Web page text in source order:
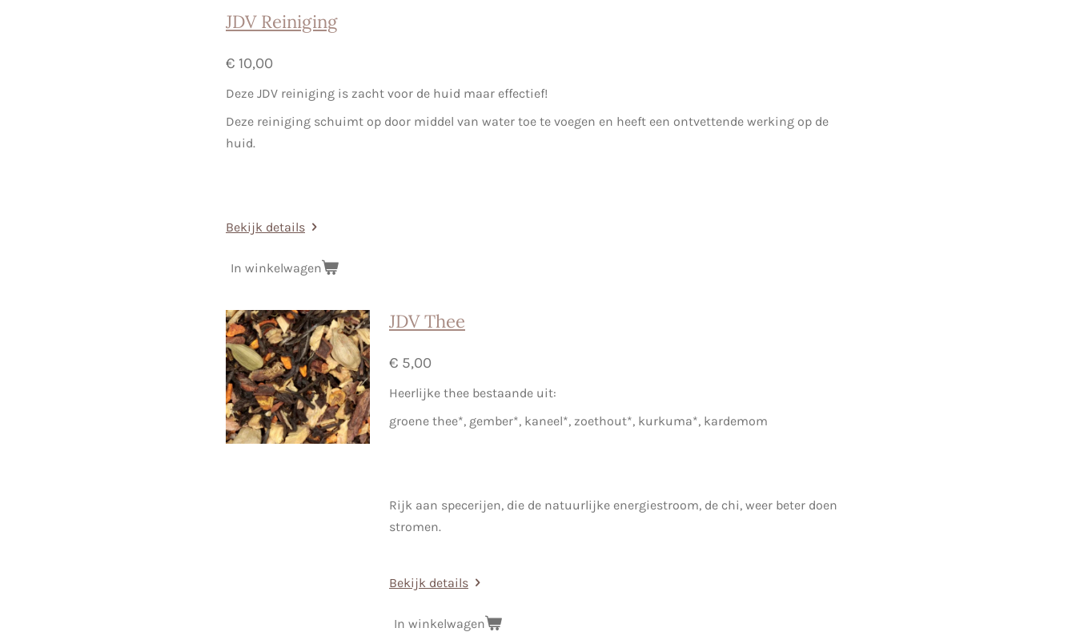
JDV Reiniging
€ 10,00
Deze JDV reiniging is zacht voor de huid maar effectief!
Deze reiniging schuimt op door middel van water toe te voegen en heeft een ontvettende werking op de
huid.
Bekijk details
In winkelwagen
JDV Thee
€ 5,00
Heerlijke thee bestaande uit:
groene thee*, gember*, kaneel*, zoethout*, kurkuma*, kardemom
Rijk aan specerijen, die de natuurlijke energiestroom, de chi, weer beter doen
stromen.
Bekijk details
In winkelwagen